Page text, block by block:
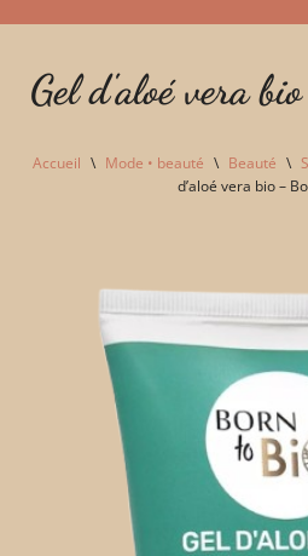
au
Gel d'aloé vera
Accueil \ Mode • beauté \ Beauté \
d’aloé vera bio –